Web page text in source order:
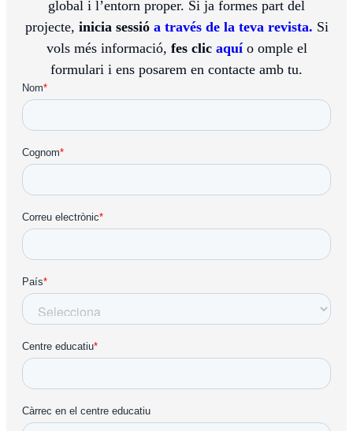
global i l’entorn proper. Si ja formes part del
projecte, inicia sessió a través de la teva revista. Si
vols més informació, fes clic aquío omple el
formulari i ens posarem en contacte amb tu.